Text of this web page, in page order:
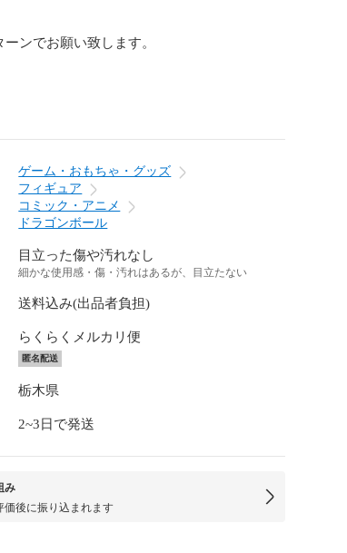
ンでお願い致します。
ゲーム・おもちゃ・グッズ
フィギュア
コミック・アニメ
ドラゴンボール
目立った傷や汚れなし
細かな使用感・傷・汚れはあるが、目立たない
送料込み(出品者負担)
らくらくメルカリ便
匿名配送
栃木県
2~3日で発送
み
価後に振り込まれます